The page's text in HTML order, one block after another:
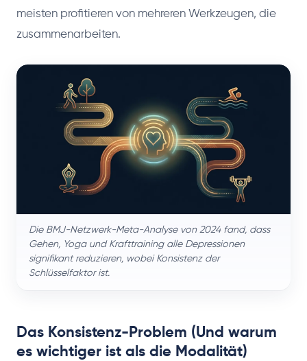
meisten profitieren von mehreren Werkzeugen, die
zusammenarbeiten.
Die BMJ-Netzwerk-Meta-Analyse von 2024 fand, dass
Gehen, Yoga und Krafttraining alle Depressionen
signifikant reduzieren, wobei Konsistenz der
Schlüsselfaktor ist.
Das Konsistenz-Problem (Und warum
es wichtiger ist als die Modalität)